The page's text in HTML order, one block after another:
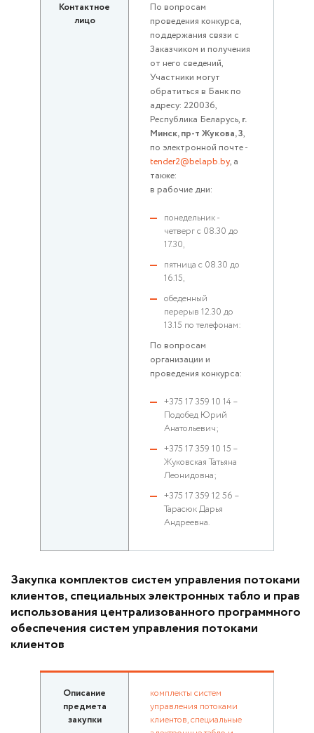
Контактное
лицо
По вопросам
проведения конкурса,
поддержания связи с
Заказчиком и получения
от него сведений,
Участники могут
обратиться в Банк по
адресу: 220036,
Республика Беларусь, г.
Минск, пр-т Жукова, 3,
по электронной почте -
tender2@belapb.by, а
также:
в рабочие дни:
понедельник -
четверг с 08.30 до
17.30,
пятница с 08.30 до
16.15,
обеденный
перерыв 12.30 до
13.15 по телефонам:
По вопросам
организации и
проведения конкурса:
+375 17 359 10 14 –
Подобед Юрий
Анатольевич;
+375 17 359 10 15 –
Жуковская Татьяна
Леонидовна;
+375 17 359 12 56 –
Тарасюк Дарья
Андреевна.
Закупка комплектов систем управления потоками
клиентов, специальных электронных табло и прав
использования централизованного программного
обеспечения систем управления потоками
клиентов
Описание
предмета
закупки
комплекты систем
управления потоками
клиентов, специальные